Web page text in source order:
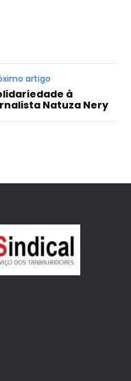
artigo
à
Natuza Nery